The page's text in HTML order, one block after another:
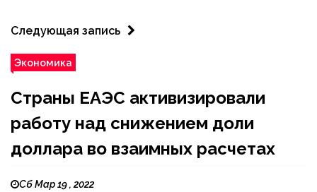
Следующая запись
Экономика
Страны ЕАЭС активизировали
работу над снижением доли
доллара во взаимных расчетах
Сб Мар 19 , 2022